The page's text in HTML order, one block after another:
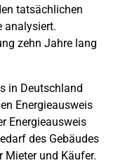
tatsächlichen
analysiert.
zehn Jahre lang
in Deutschland
Energieausweis
Energieausweis
des Gebäudes
und Käufer.